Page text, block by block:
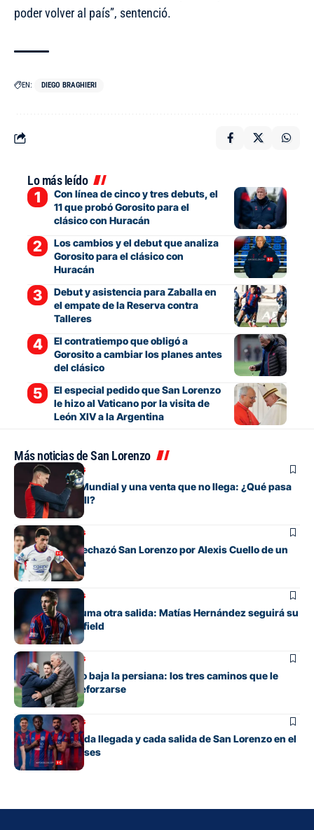
poder volver al país”, sentenció.
EN: DIEGO BRAGHIERI
Lo más leído
Con línea de cinco y tres debuts, el
11 que probó Gorosito para el
clásico con Huracán
Los cambios y el debut que analiza
Gorosito para el clásico con
Huracán
Debut y asistencia para Zaballa en
el empate de la Reserva contra
Talleres
El contratiempo que obligó a
Gorosito a cambiar los planes antes
del clásico
El especial pedido que San Lorenzo
le hizo al Vaticano por la visita de
León XIV a la Argentina
Más noticias de San Lorenzo
Mercado de pases
Entre su gran Mundial y una venta que no llega: ¿Qué pasa
con Orlando Gill?
Mercado de pases
La oferta que rechazó San Lorenzo por Alexis Cuello de un
club de España
Mercado de pases
San Lorenzo suma otra salida: Matías Hernández seguirá su
carrera en Banfield
Mercado de pases
San Lorenzo no baja la persiana: los tres caminos que le
quedan para reforzarse
Mercado de pases
El detalle de cada llegada y cada salida de San Lorenzo en el
mercado de pases